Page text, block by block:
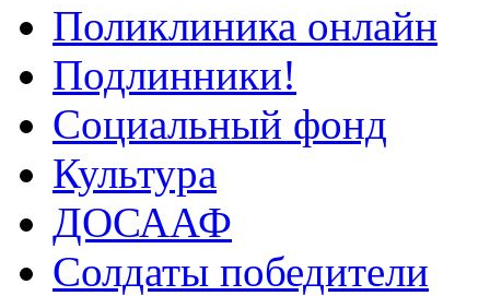
Поликлиника онлайн
Подлинники!
Социальный фонд
Культура
ДОСААФ
Солдаты победители